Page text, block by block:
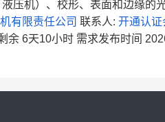
液压机）、校形、表面和边缘
有限责任公司 联系人: 开通认证
余 6天10小时 需求发布时间